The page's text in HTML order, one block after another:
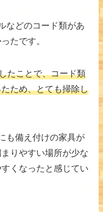
などのコード類があ
たです。
たことで、コード類
ため、とても掃除し
も備え付けの家具が
りやすい場所が少な
くなったと感じてい